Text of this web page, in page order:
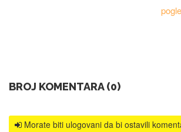
BROJ KOMENTARA (0)
Morate biti ulogovani da bi ostavili